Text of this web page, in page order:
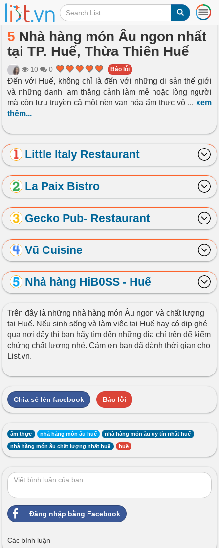
T
o
g
i
g
i
o
n
5 Nhà hàng món Âu ngon nhất
tại TP. Huế, Thừa Thiên Huế
10 0 Báo lỗi
Đến với Huế, không chỉ là đến với những di sản thế giới
và những danh lam thắng cảnh làm mê hoặc lòng người
mà còn lưu truyền cả một nền văn hóa ẩm thực vô ...xem
thêm...
Little Italy Restaurant
La Paix Bistro
Gecko Pub- Restaurant
Vũ Cuisine
Nhà hàng HiB0SS - Huế
Trên đây là những nhà hàng món Âu ngon và chất lượng
tại Huế. Nếu sinh sống và làm việc tại Huế hay có dịp ghé
qua nơi đây thì bạn hãy tìm đến những địa chỉ trên để kiểm
chứng chất lượng nhé. Cảm ơn bạn đã dành thời gian cho
List.vn.
Chia sẻ lên facebook Báo lỗi
ẩm thực nhà hàng món âu huế nhà hàng món âu uy tín nhất huế
nhà hàng món âu chất lượng nhất huế huế
Đăng nhập bằng Facebook
Các bình luận